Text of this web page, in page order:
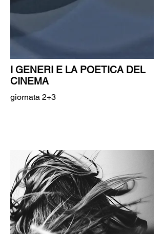
I GENERI E LA POETICA DEL
CINEMA
giornata 2+3